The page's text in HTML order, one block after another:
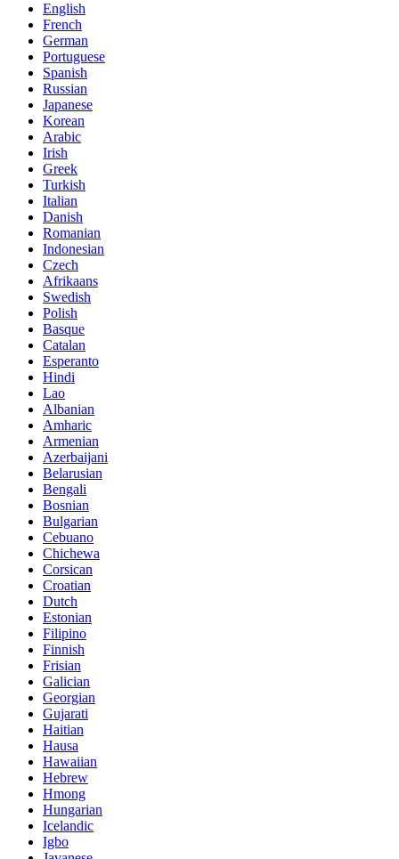
English
French
German
Portuguese
Spanish
Russian
Japanese
Korean
Arabic
Irish
Greek
Turkish
Italian
Danish
Romanian
Indonesian
Czech
Afrikaans
Swedish
Polish
Basque
Catalan
Esperanto
Hindi
Lao
Albanian
Amharic
Armenian
Azerbaijani
Belarusian
Bengali
Bosnian
Bulgarian
Cebuano
Chichewa
Corsican
Croatian
Dutch
Estonian
Filipino
Finnish
Frisian
Galician
Georgian
Gujarati
Haitian
Hausa
Hawaiian
Hebrew
Hmong
Hungarian
Icelandic
Igbo